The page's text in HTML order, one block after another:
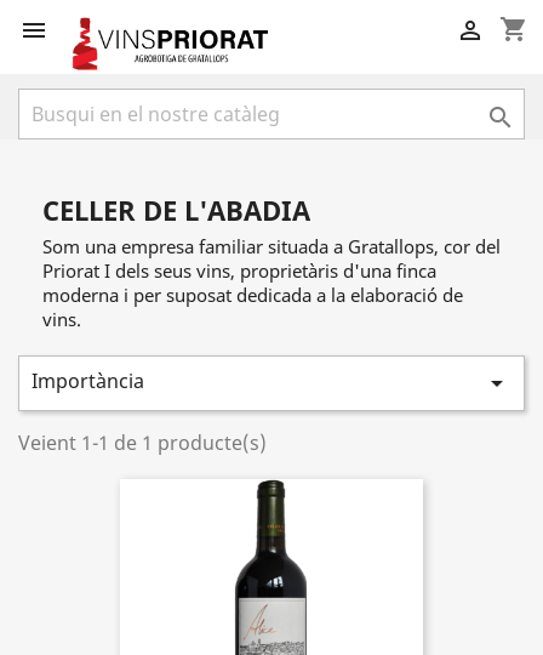
 shopping_cart


CELLER DE L'ABADIA
Som una empresa familiar situada a Gratallops, cor del
Priorat I dels seus vins, proprietàris d'una finca
moderna i per suposat dedicada a la elaboració de
vins.
Importància 
Veient 1-1 de 1 producte(s)